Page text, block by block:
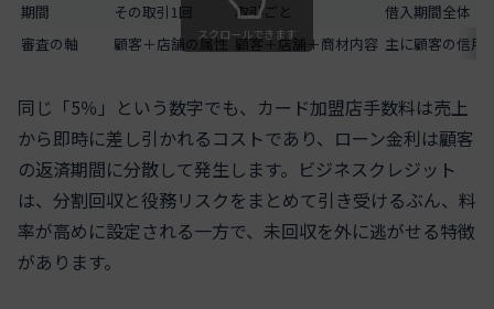
期間
その取引1回 取引ごと
借入期間全体
審査の軸
顧客＋店舗の属性 顧客＋店舗＋商材内容 主に顧客の信用
スクロールできます
同じ「5％」という数字でも、カード加盟店手数料は売上
から即時に差し引かれるコストであり、ローン金利は顧客
の返済期間に分散して発生します。ビジネスクレジット
は、分割回収と役務リスクをまとめて引き受けるぶん、料
率が高めに設定される一方で、未回収を外に逃がせる特徴
があります。